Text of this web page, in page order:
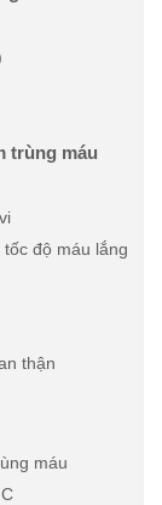
trùng máu
độ máu lắng
thận
máu